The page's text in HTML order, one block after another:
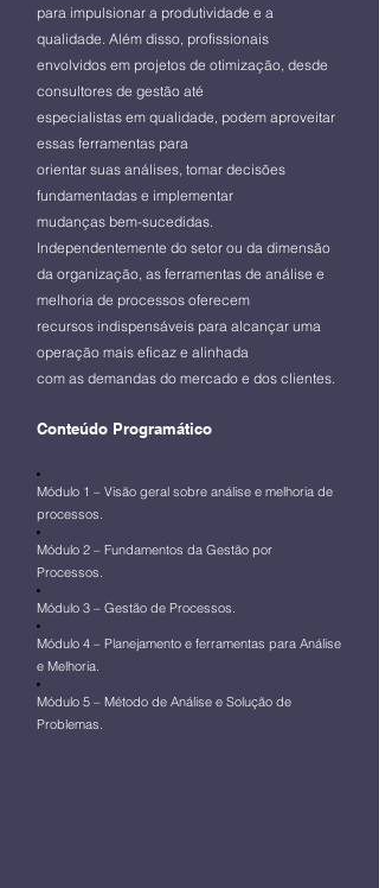
para impulsionar a produtividade e a
qualidade. Além disso, profissionais
envolvidos em projetos de otimização, desde
consultores de gestão até
especialistas em qualidade, podem aproveitar
essas ferramentas para
orientar suas análises, tomar decisões
fundamentadas e implementar
mudanças bem-sucedidas.
Independentemente do setor ou da dimensão
da organização, as ferramentas de análise e
melhoria de processos oferecem
recursos indispensáveis para alcançar uma
operação mais eficaz e alinhada
com as demandas do mercado e dos clientes.
Conteúdo Programático
Módulo 1 – Visão geral sobre análise e melhoria de
processos.
Módulo 2 – Fundamentos da Gestão por
Processos.
Módulo 3 – Gestão de Processos.
Módulo 4 – Planejamento e ferramentas para Análise
e Melhoria.
Módulo 5 – Método de Análise e Solução de
Problemas.